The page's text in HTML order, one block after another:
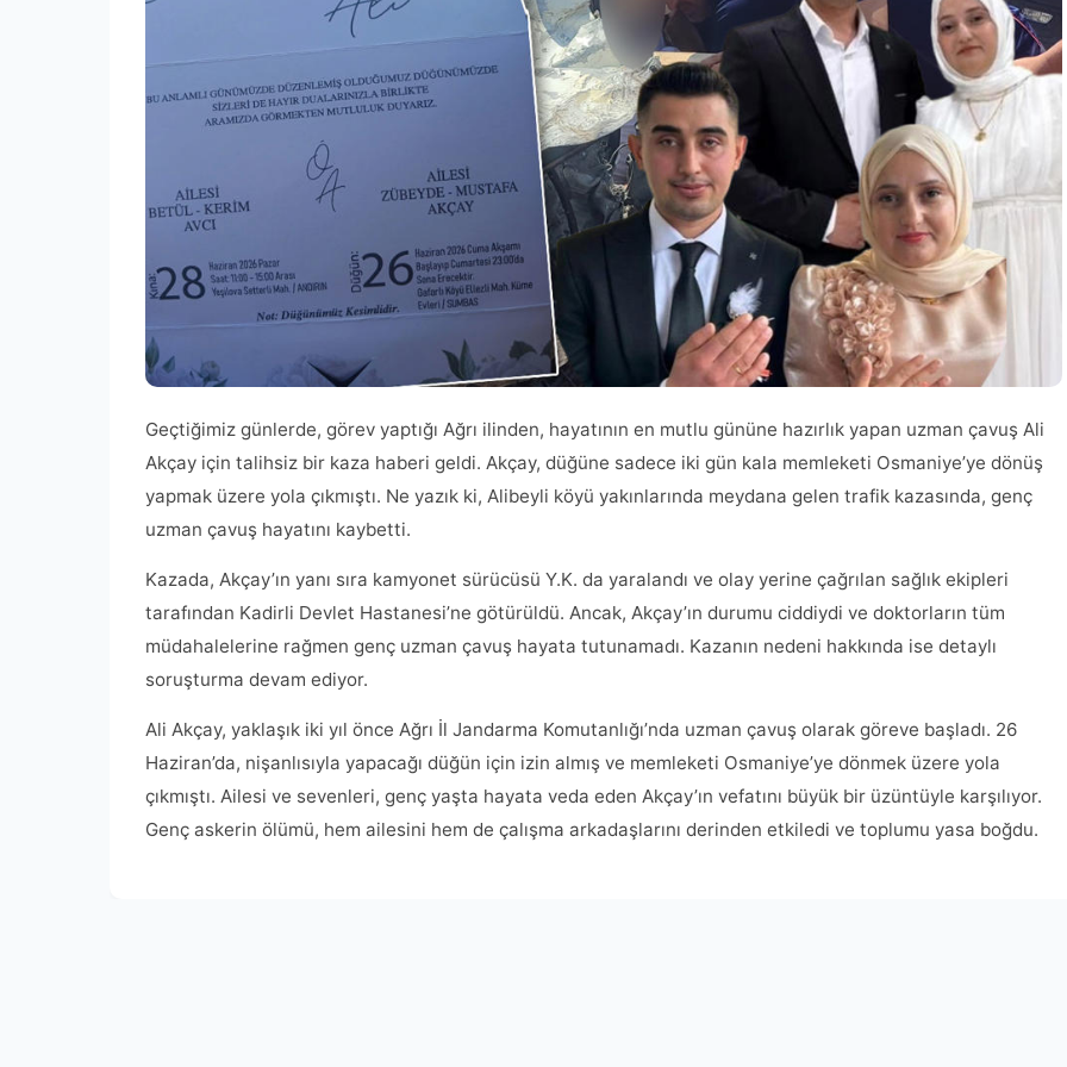
Geçtiğimiz günlerde, görev yaptığı Ağrı ilinden, hayatının en mutlu gününe hazırlık yapan uzman çavuş Ali
Akçay için talihsiz bir kaza haberi geldi. Akçay, düğüne sadece iki gün kala memleketi Osmaniye’ye dönüş
yapmak üzere yola çıkmıştı. Ne yazık ki, Alibeyli köyü yakınlarında meydana gelen trafik kazasında, genç
uzman çavuş hayatını kaybetti.
Kazada, Akçay’ın yanı sıra kamyonet sürücüsü Y.K. da yaralandı ve olay yerine çağrılan sağlık ekipleri
tarafından Kadirli Devlet Hastanesi’ne götürüldü. Ancak, Akçay’ın durumu ciddiydi ve doktorların tüm
müdahalelerine rağmen genç uzman çavuş hayata tutunamadı. Kazanın nedeni hakkında ise detaylı
soruşturma devam ediyor.
Ali Akçay, yaklaşık iki yıl önce Ağrı İl Jandarma Komutanlığı’nda uzman çavuş olarak göreve başladı. 26
Haziran’da, nişanlısıyla yapacağı düğün için izin almış ve memleketi Osmaniye’ye dönmek üzere yola
çıkmıştı. Ailesi ve sevenleri, genç yaşta hayata veda eden Akçay’ın vefatını büyük bir üzüntüyle karşılıyor.
Genç askerin ölümü, hem ailesini hem de çalışma arkadaşlarını derinden etkiledi ve toplumu yasa boğdu.